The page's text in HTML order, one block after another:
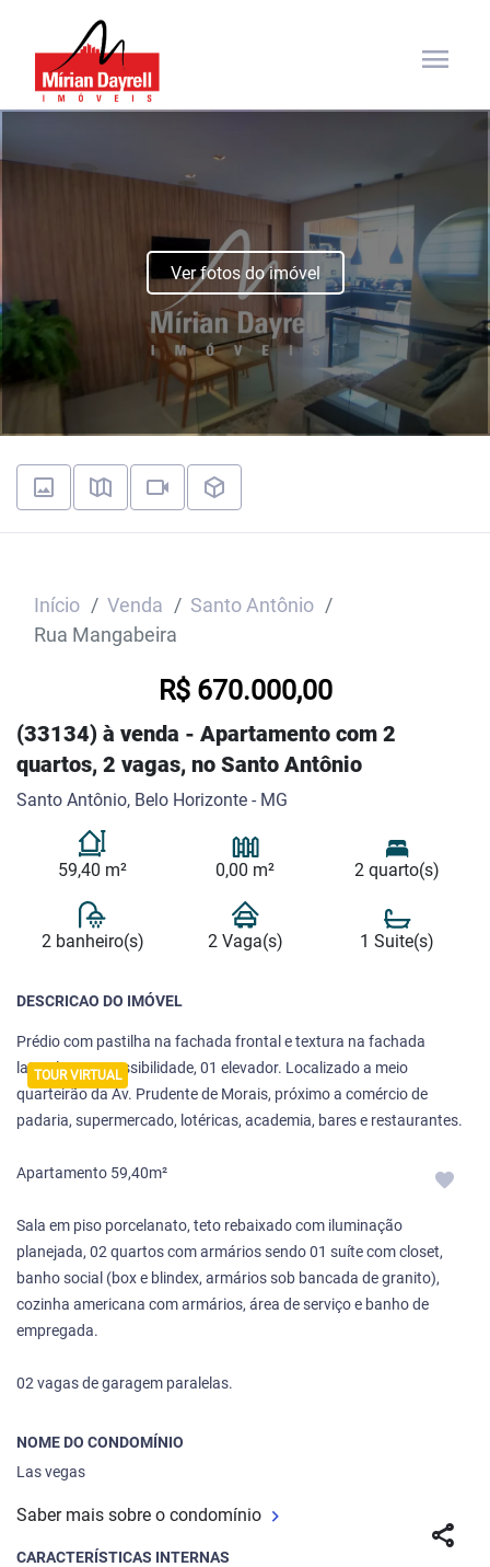
menu
TOUR VIRTUAL
share
Ver fotos do imóvel
Início Venda
Santo Antônio
Rua Mangabeira
R$ 670.000,00
(33134) à venda - Apartamento com 2
quartos, 2 vagas, no Santo Antônio
Santo Antônio, Belo Horizonte - MG
59,40 m² 0,00 m² 2 quarto(s)
2 banheiro(s) 2 Vaga(s) 1 Suite(s)
DESCRICAO DO IMÓVEL
Prédio com pastilha na fachada frontal e textura na fachada
lateral, com acessibilidade, 01 elevador. Localizado a meio
quarteirão da Av. Prudente de Morais, próximo a comércio de
padaria, supermercado, lotéricas, academia, bares e restaurantes.
Apartamento 59,40m²
Sala em piso porcelanato, teto rebaixado com iluminação
planejada, 02 quartos com armários sendo 01 suíte com closet,
banho social (box e blindex, armários sob bancada de granito),
cozinha americana com armários, área de serviço e banho de
empregada.
02 vagas de garagem paralelas.
NOME DO CONDOMÍNIO
Las vegas
Saber mais sobre o condomínio
CARACTERÍSTICAS INTERNAS